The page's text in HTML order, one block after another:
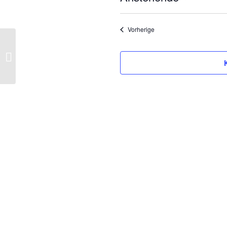
VorherigeVeranstaltungen